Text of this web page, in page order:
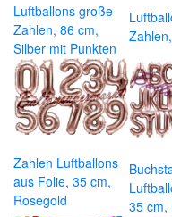
Luftballons große
Zahlen, 86 cm,
Silber mit Punkten
Zahlen Luftballons
aus Folie, 35 cm,
Rosegold
35 cm,